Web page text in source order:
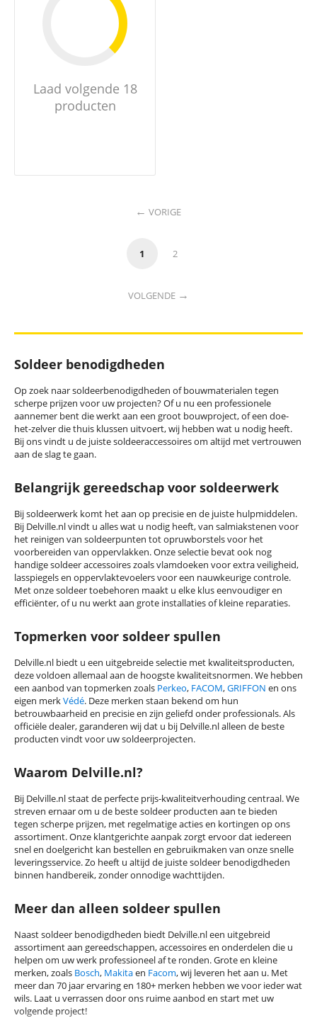
Laad volgende 18
producten
VORIGE
1 2
VOLGENDE
Soldeer benodigdheden
Op zoek naar soldeerbenodigdheden of bouwmaterialen tegen
scherpe prijzen voor uw projecten? Of u nu een professionele
aannemer bent die werkt aan een groot bouwproject, of een doe-
het-zelver die thuis klussen uitvoert, wij hebben wat u nodig heeft.
Bij ons vindt u de juiste soldeeraccessoires om altijd met vertrouwen
aan de slag te gaan.
Belangrijk gereedschap voor soldeerwerk
Bij soldeerwerk komt het aan op precisie en de juiste hulpmiddelen.
Bij Delville.nl vindt u alles wat u nodig heeft, van salmiakstenen voor
het reinigen van soldeerpunten tot opruwborstels voor het
voorbereiden van oppervlakken. Onze selectie bevat ook nog
handigesoldeeraccessoires zoals vlamdoeken voor extra veiligheid,
lasspiegelsen oppervlaktevoelers voor een nauwkeurige controle.
Met onzesoldeer toebehoren maakt u elke klus eenvoudiger en
efficiënter, of u nu werkt aan grote installaties of kleine reparaties.
Topmerken voor soldeer spullen
Delville.nl biedt u een uitgebreide selectie met kwaliteitsproducten,
deze voldoen allemaal aan de hoogste kwaliteitsnormen. We hebben
een aanbod van topmerken zoals Perkeo, FACOM,GRIFFON en ons
eigen merkVédé. Deze merken staan bekend om hun
betrouwbaarheid en precisie en zijn geliefd onder professionals. Als
officiële dealer, garanderen wij dat u bij Delville.nl alleen de beste
producten vindt voor uw soldeerprojecten.
Waarom Delville.nl?
Bij Delville.nl staat de perfecte prijs-kwaliteitverhouding centraal. We
streven ernaar om u de bestesoldeer producten aan te bieden
tegen scherpe prijzen, met regelmatige acties en kortingen op ons
assortiment. Onze klantgerichte aanpak zorgt ervoor dat iedereen
snel en doelgericht kan bestellen en gebruikmaken van onze snelle
leveringsservice.Zo heeft u altijd de juiste soldeer benodigdheden
binnen handbereik, zonder onnodige wachttijden.
Meer dan alleen soldeer spullen
Naast soldeer benodigdheden biedt Delville.nl een uitgebreid
assortiment aan gereedschappen, accessoires en onderdelen die u
helpen om uw werk professioneelaf te ronden. Grote en kleine
merken,zoals Bosch, Makitaen Facom,wij leveren het aan u. Met
meer dan 70 jaar ervaring en 180+ merken hebben we voor ieder wat
wils. Laat u verrassen door ons ruime aanbod en start met uw
volgende project!